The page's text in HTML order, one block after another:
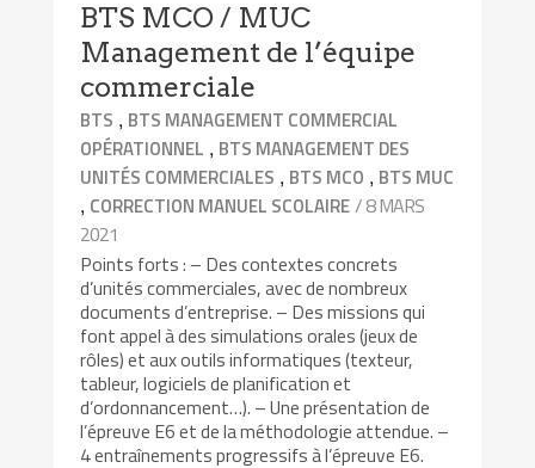
BTS MCO / MUC
Management de l’équipe
commerciale
BTS , BTS MANAGEMENT COMMERCIAL
OPÉRATIONNEL , BTS MANAGEMENT DES
UNITÉS COMMERCIALES , BTS MCO , BTS MUC
, CORRECTION MANUEL SCOLAIRE/ 8 MARS
2021
Points forts : – Des contextes concrets
d’unités commerciales, avec de nombreux
documents d’entreprise. – Des missions qui
font appel à des simulations orales (jeux de
rôles) et aux outils informatiques (texteur,
tableur, logiciels de planification et
d’ordonnancement…). – Une présentation de
l’épreuve E6 et de la méthodologie attendue. –
4 entraînements progressifs à l’épreuve E6.